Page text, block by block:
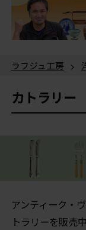
ラフジュ工房 >
カトラリー
アンティーク・
トラリーを販売中